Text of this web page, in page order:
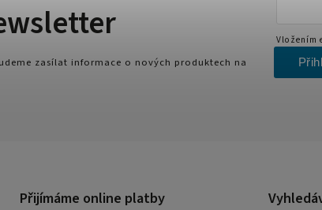
Přijímáme online platby
zasílat informace o nových produktech na
Vložením